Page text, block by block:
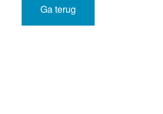
Ga terug